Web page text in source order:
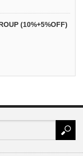
(10%+5%OFF)